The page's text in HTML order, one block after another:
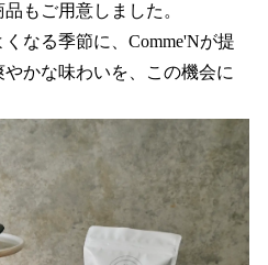
もご用意しました。
なる季節に、Comme'Nが提
かな味わいを、この機会に